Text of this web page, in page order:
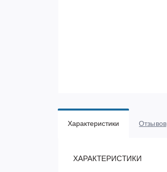
Характеристики Отзывов
ХАРАКТЕРИСТИКИ